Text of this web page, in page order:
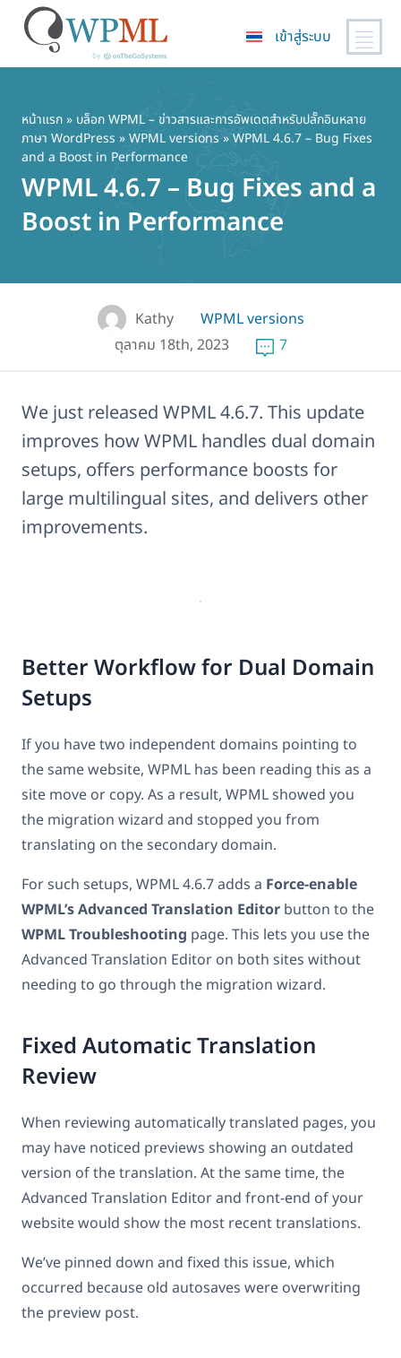
เนื้อหา
หลัก
เข้าสู่ระบบ
หน้าแรก» บล็อก WPML – ข่าวสารและการอัพเดตสำหรับปลั๊กอินหลาย
ภาษา WordPress »WPML versions» WPML 4.6.7 – Bug Fixes
and a Boost in Performance
WPML 4.6.7 – Bug Fixes and a
Boost in Performance
Kathy
WPML versions
ตุลาคม 18th, 2023
7
We just released WPML 4.6.7. This update
improves how WPML handles dual domain
setups, offers performance boosts for
large multilingual sites, and delivers other
improvements.
Better Workflow for Dual Domain
Setups
If you have two independent domains pointing to
the same website, WPML has been reading this as a
site move or copy. As a result, WPML showed you
the migration wizard and stopped you from
translating on the secondary domain.
For such setups, WPML 4.6.7 adds a Force-enable
WPML’s Advanced Translation Editor button to the
WPML Troubleshooting page. This lets you use the
Advanced Translation Editor on both sites without
needing to go through the migration wizard.
Fixed Automatic Translation
Review
When reviewing automatically translated pages, you
may have noticed previews showing an outdated
version of the translation. At the same time, the
Advanced Translation Editor and front-end of your
website would show the most recent translations.
We’ve pinned down and fixed this issue, which
occurred because old autosaves were overwriting
the preview post.